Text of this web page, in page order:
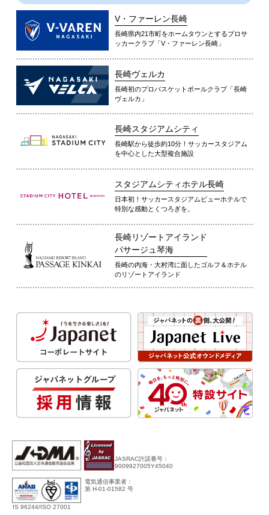
V・ファーレン長崎
長崎県内21市町をホームタウンとするプロサ
ッカークラブ「V・ファーレン長崎」
長崎ヴェルカ
長崎初のプロバスケットボールクラブ「長崎
ヴェルカ」
長崎スタジアムシティ
長崎駅から徒歩約10分！サッカースタジアム
を中心とした大型複合施設
スタジアムシティホテル長崎
日本初！サッカースタジアムビューホテルで
特別な感動とくつろぎを。
長崎リゾートアイランド
パサージュ琴海
長崎の内海・大村湾に面したゴルフ＆ホテル
のリゾートアイランド
JASRAC許諾番号：
9009927005Y45040
IS 96244/ISO 27001
電気通信事業者：
第 H-01-01582 号